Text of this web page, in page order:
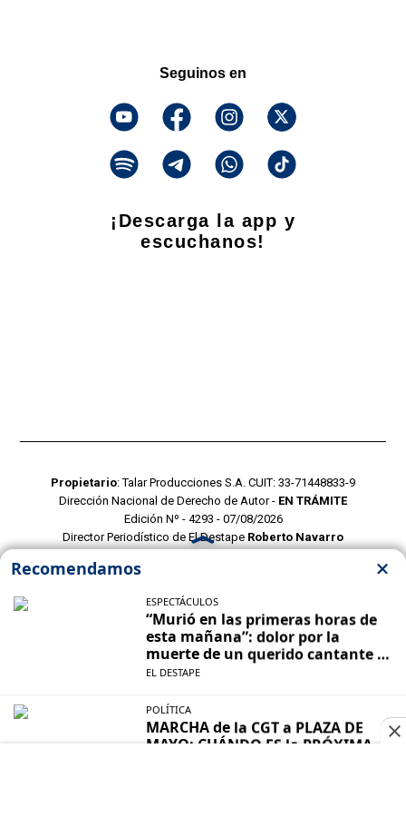
Seguinos en
¡Descarga la app y
escuchanos!
Propietario: Talar Producciones S.A. CUIT: 33-71448833-9
Dirección Nacional de Derecho de Autor - EN TRÁMITE
Edición Nº - 4293 - 07/08/2026
Director Periodístico de El Destape Roberto Navarro
POLITICAS DE PRIVACIDAD
CONTACTO COMERCIAL
CONTACTO EDITORIAL
Mustang Cloud- CMS para portales de noticias